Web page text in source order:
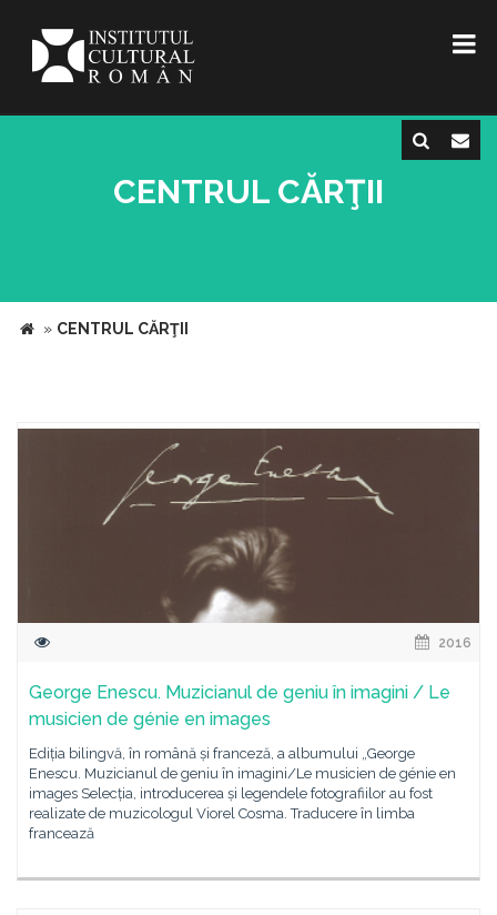
CENTRUL CĂRŢII
» CENTRUL CĂRŢII
2016
George Enescu. Muzicianul de geniu în imagini / Le
musicien de génie en images
Ediția bilingvă, în română și franceză, a albumului „George
Enescu. Muzicianul de geniu în imagini/Le musicien de génie en
images Selecția, introducerea și legendele fotografiilor au fost
realizate de muzicologul Viorel Cosma. Traducere în limba
francează